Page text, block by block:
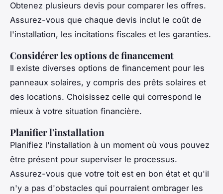
Obtenez plusieurs devis pour comparer les offres.
Assurez-vous que chaque devis inclut le coût de
l'installation, les incitations fiscales et les garanties.
Considérer les options de financement
Il existe diverses options de financement pour les
panneaux solaires, y compris des prêts solaires et
des locations. Choisissez celle qui correspond le
mieux à votre situation financière.
Planifier l'installation
Planifiez l'installation à un moment où vous pouvez
être présent pour superviser le processus.
Assurez-vous que votre toit est en bon état et qu'il
n'y a pas d'obstacles qui pourraient ombrager les